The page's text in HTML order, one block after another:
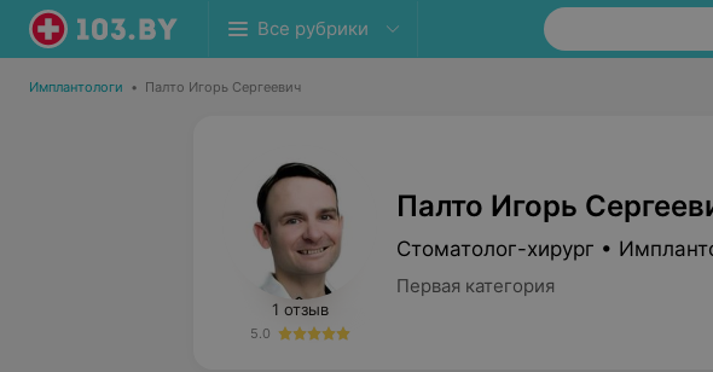
Все рубрики
Имплантологи • Палто Игорь Сергеевич
1 отзыв
5.0
Палто Игорь
Стоматолог-хирург •
Первая категория